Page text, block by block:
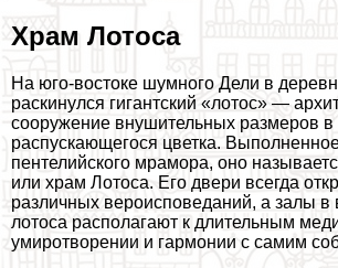
Храм Лотоса
На юго-востоке шумного Дели в
раскинулся гигантский «лотос» —
сооружение внушительных размеров в
распускающегося цветка.
пентелийского мрамора, оно
или храм Лотоса. Его двери всегда
различных вероисповеданий, а залы в
лотоса располагают к длительным
умиротворении и гармонии с самим